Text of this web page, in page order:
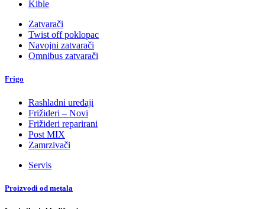
Kible
Zatvarači
Twist off poklopac
Navojni zatvarači
Omnibus zatvarači
Frigo
Rashladni uređaji
Frižideri – Novi
Frižideri reparirani
Post MIX
Zamrzivači
Servis
Proizvodi od metala